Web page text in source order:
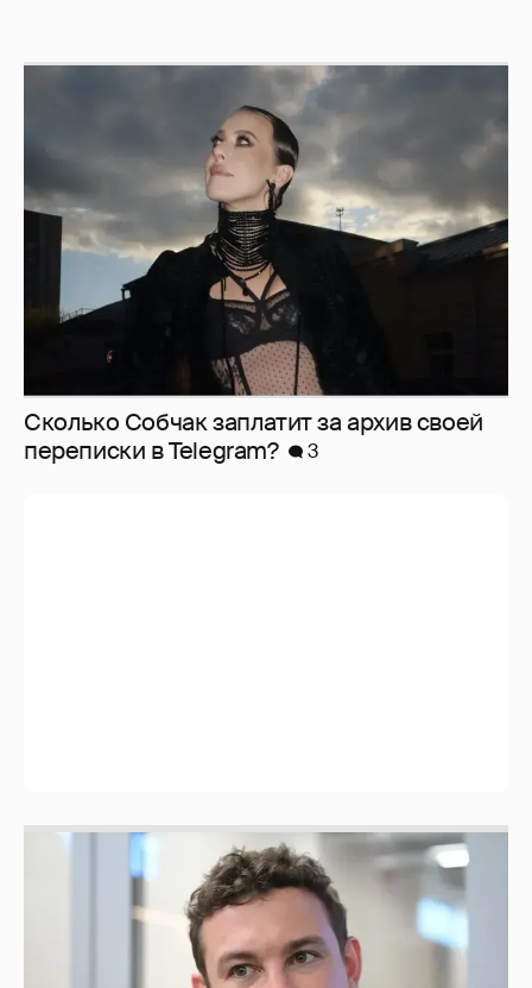
Сколько Собчак заплатит за архив своей
перeписки в Telegram?
3
Никита Кологривый высказался насчёт